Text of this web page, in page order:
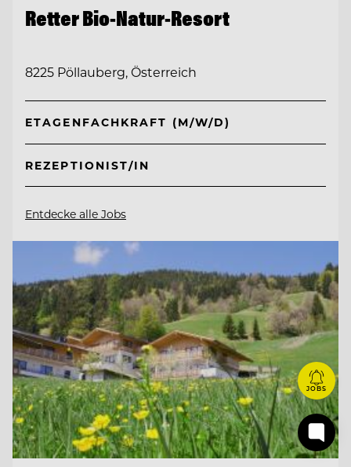
Retter Bio-Natur-Resort
8225 Pöllauberg, Österreich
ETAGENFACHKRAFT (M/W/D)
REZEPTIONIST/IN
Entdecke alle Jobs
JOBS